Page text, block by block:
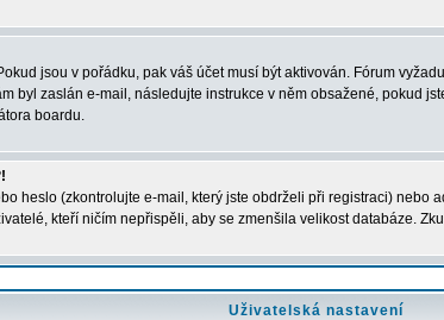
jsou v pořádku, pak váš účet musí být aktivován. Fórum
byl zaslán e-mail, následujte instrukce v něm obsažené, pokud
boardu.
heslo (zkontrolujte e-mail, který jste obdrželi při registraci)
kteří ničím nepřispěli, aby se zmenšila velikost databáze.
Uživatelská nastavení